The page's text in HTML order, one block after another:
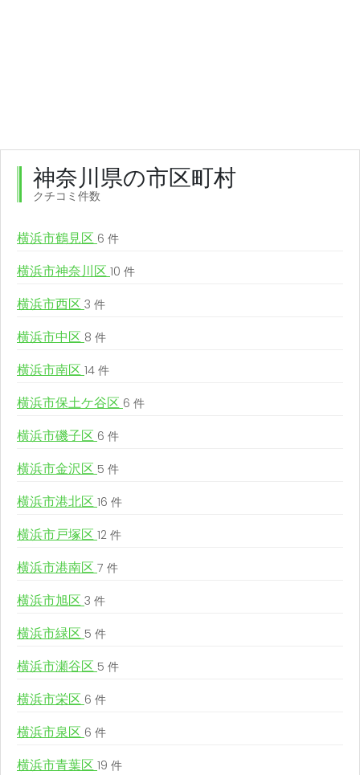
神奈川県の市区町村
クチコミ件数
横浜市鶴見区 6 件
横浜市神奈川区 10 件
横浜市西区 3 件
横浜市中区 8 件
横浜市南区 14 件
横浜市保土ケ谷区 6 件
横浜市磯子区 6 件
横浜市金沢区 5 件
横浜市港北区 16 件
横浜市戸塚区 12 件
横浜市港南区 7 件
横浜市旭区 3 件
横浜市緑区 5 件
横浜市瀬谷区 5 件
横浜市栄区 6 件
横浜市泉区 6 件
横浜市青葉区 19 件